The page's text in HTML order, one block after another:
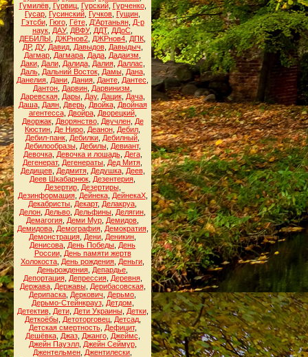
Гумилёв, Гурвиц, Гурский, Гурченко,
Гусар Гусинский Гучков Гущин
Гэтсби, Гюго, Гёте, Д'Артаньян, Д-р
наук ДАУ, ДВФУ, ДДТ, ДДоС
ДЕБИЛЫ
ДЖРнов2 ДЖРнов4 ДПК
ДР, ДУ, Давид, Давыдов, Давыдыч
Дагмар Дагмара Дада Дадаизм
Даки, Дали, Далида, Далия, Даллас
Даль, Дальний Восток, Дамы, Дана,
Данелия Дани Дания Данте Дантес
Дантон Дарвин Дарвинизм
Даревская, Дары, Дау, Дацик, Дача,
Даша, Даян, Дверь, Двойка, Двойная
агентесса, Двойра, Дворецкий,
Дворжак, Дворянство, Двучлен, Де
Кюстин Де Ниро Деанон Дебил
Дебил-панк Дебилки Дебилный
Дебилообразы, Дебилы, Девиант,
Девочка, Девочка и лошадь, Дега,
Дегенерат, Дегенераты Дед Митя
Дедищев, Дедмитя, Дедушка, Деев,
Деев Шкабарнюк Дезентерия
Дезертир, Дезертиры,
Дезинформация, Дейнека, ДейнекаХ,
Декабристы Декарт, Делакруа
Делон Дельво Дельфины Делягин
Демагогия Деми Мур Демидов
Демидова, Демография, Демократия,
Демонстрация Дени Деникин
Денисова День Победы День
России, День памяти жертв
Холокоста День рождения Деньги
Деньрождения Депардье
Депортация, Депрессия, Деревня,
Держава, Державы, Дерибасовская,
Дерипаска Деркович Дерьмо
Дерьмо-Стейнкрауз, Детдом
Детектив, Дети, Дети Украины, Детки,
Деткоёбы, Детоторговец, Детсад,
Детская смертность, Дефицит,
Дешёвка, Джаз, Джанго, Джеймс
Джейн Пауэлл, Джейн Сеймур,
Джентельмен Джентилески